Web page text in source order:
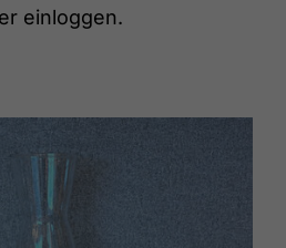
einloggen.